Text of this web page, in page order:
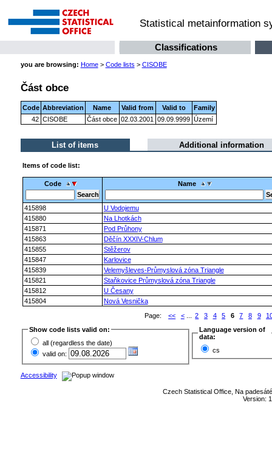
Statistical metainformation
Classifications
you are browsing: Home> Code lists > CISOBE
Část obce
Code Abbreviation Name Valid from Valid to
Family
42 CISOBE Část obce 02.03.2001 09.09.9999 Území
List of items Additional information
Items of code list:
Code Name
415898
U Vodojemu
415880
Na Lhotkách
415871
Pod Průhony
415863
Děčín XXXIV-Chlum
415855
Stěžerov
415847
Karlovice
415839
Velemyšleves-Průmyslová zóna Triangle
415821
Staňkovice Průmyslová zóna Triangle
415812
U Česany
415804
Nová Vesnička
Page:
<< <... 2 3 4 5 6 7 8 9
Show code lists valid on:
all (regardless the date)
valid on:
Language version of
data:
cs
Accessibility
Czech Statistical Office, Na
Version: